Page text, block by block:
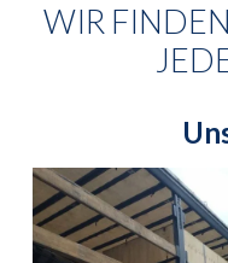
WIR